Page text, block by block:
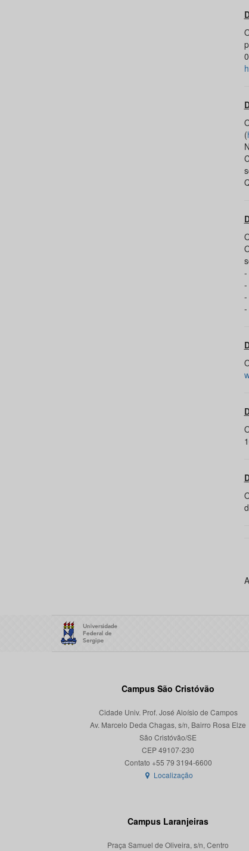
(
-
-
-
-
Campus São Cristóvão
Cidade Univ. Prof. José Aloísio de Campos
Av. Marcelo Deda Chagas, s/n, Bairro Rosa Elze
São Cristóvão/SE
CEP 49107-230
Localização
Campus Laranjeiras
Praça Samuel de Oliveira, s/n, Centro